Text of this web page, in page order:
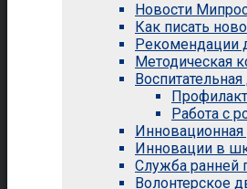
Новости
Как писать
Рекомендации
Методическая
Работа с
Инновационная
Инновации в
Служба ранней
Волонтерское